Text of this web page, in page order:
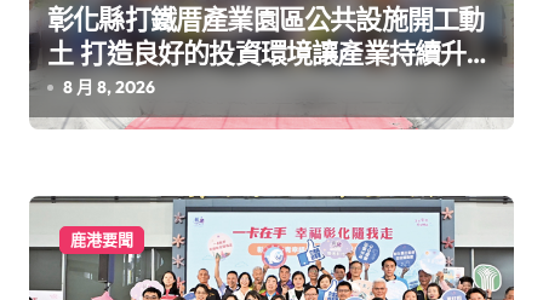
彰化縣打鐵厝產業園區公共設施開工動
土 打造良好的投資環境讓產業持續升級
進步
8 月 8, 2026
鹿港要聞